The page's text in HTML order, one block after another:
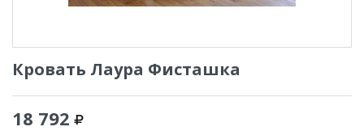
Кровать Лаура Фисташка
18 792